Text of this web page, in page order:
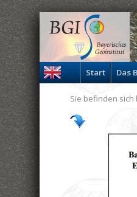
Start Das
Sie befinden sich